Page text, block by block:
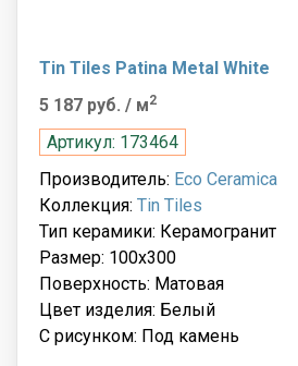
Tin Tiles Patina Metal White
5 187 руб. / м2
Артикул: 173464
Производитель: Eco Ceramica
Коллекция: Tin Tiles
Тип керамики: Керамогранит
Размер: 100x300
Поверхность: Матовая
Цвет изделия: Белый
С рисунком: Под камень